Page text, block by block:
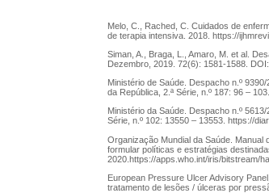
Melo, C., Rached, C. Cuidados de
de terapia intensiva. 2018. https://
Siman, A., Braga, L., Amaro, M. et al.
Dezembro, 2019. 72(6): 1581-1588.
Ministério de Saúde. Despacho n.º
da República, 2.ª Série, n.º 187: 96 –
Ministério da Saúde. Despacho n.º
Série, n.º 102: 13550 – 13553. https://
Organização Mundial da Saúde.
formular políticas e estratégias
2020.https://apps.who.int/iris/bitstream/
European Pressure Ulcer Advisory
tratamento de lesões / úlceras por